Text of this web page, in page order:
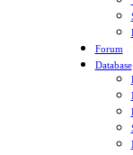
Forum
Database